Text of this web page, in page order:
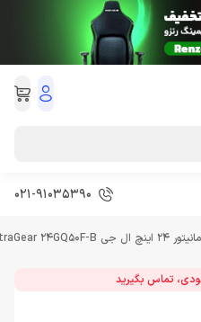
021-91035390
مانیتور 24 اینچ ال جی LG UltraGear 24GQ50F-B
تماس بگیرید